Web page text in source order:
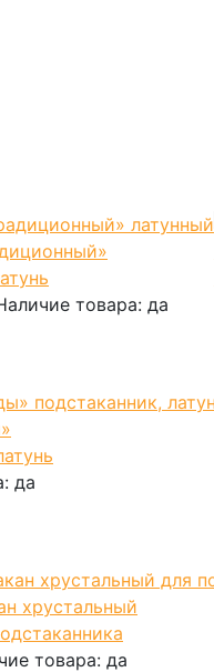
товара: да
да
хрустальный
товара: да